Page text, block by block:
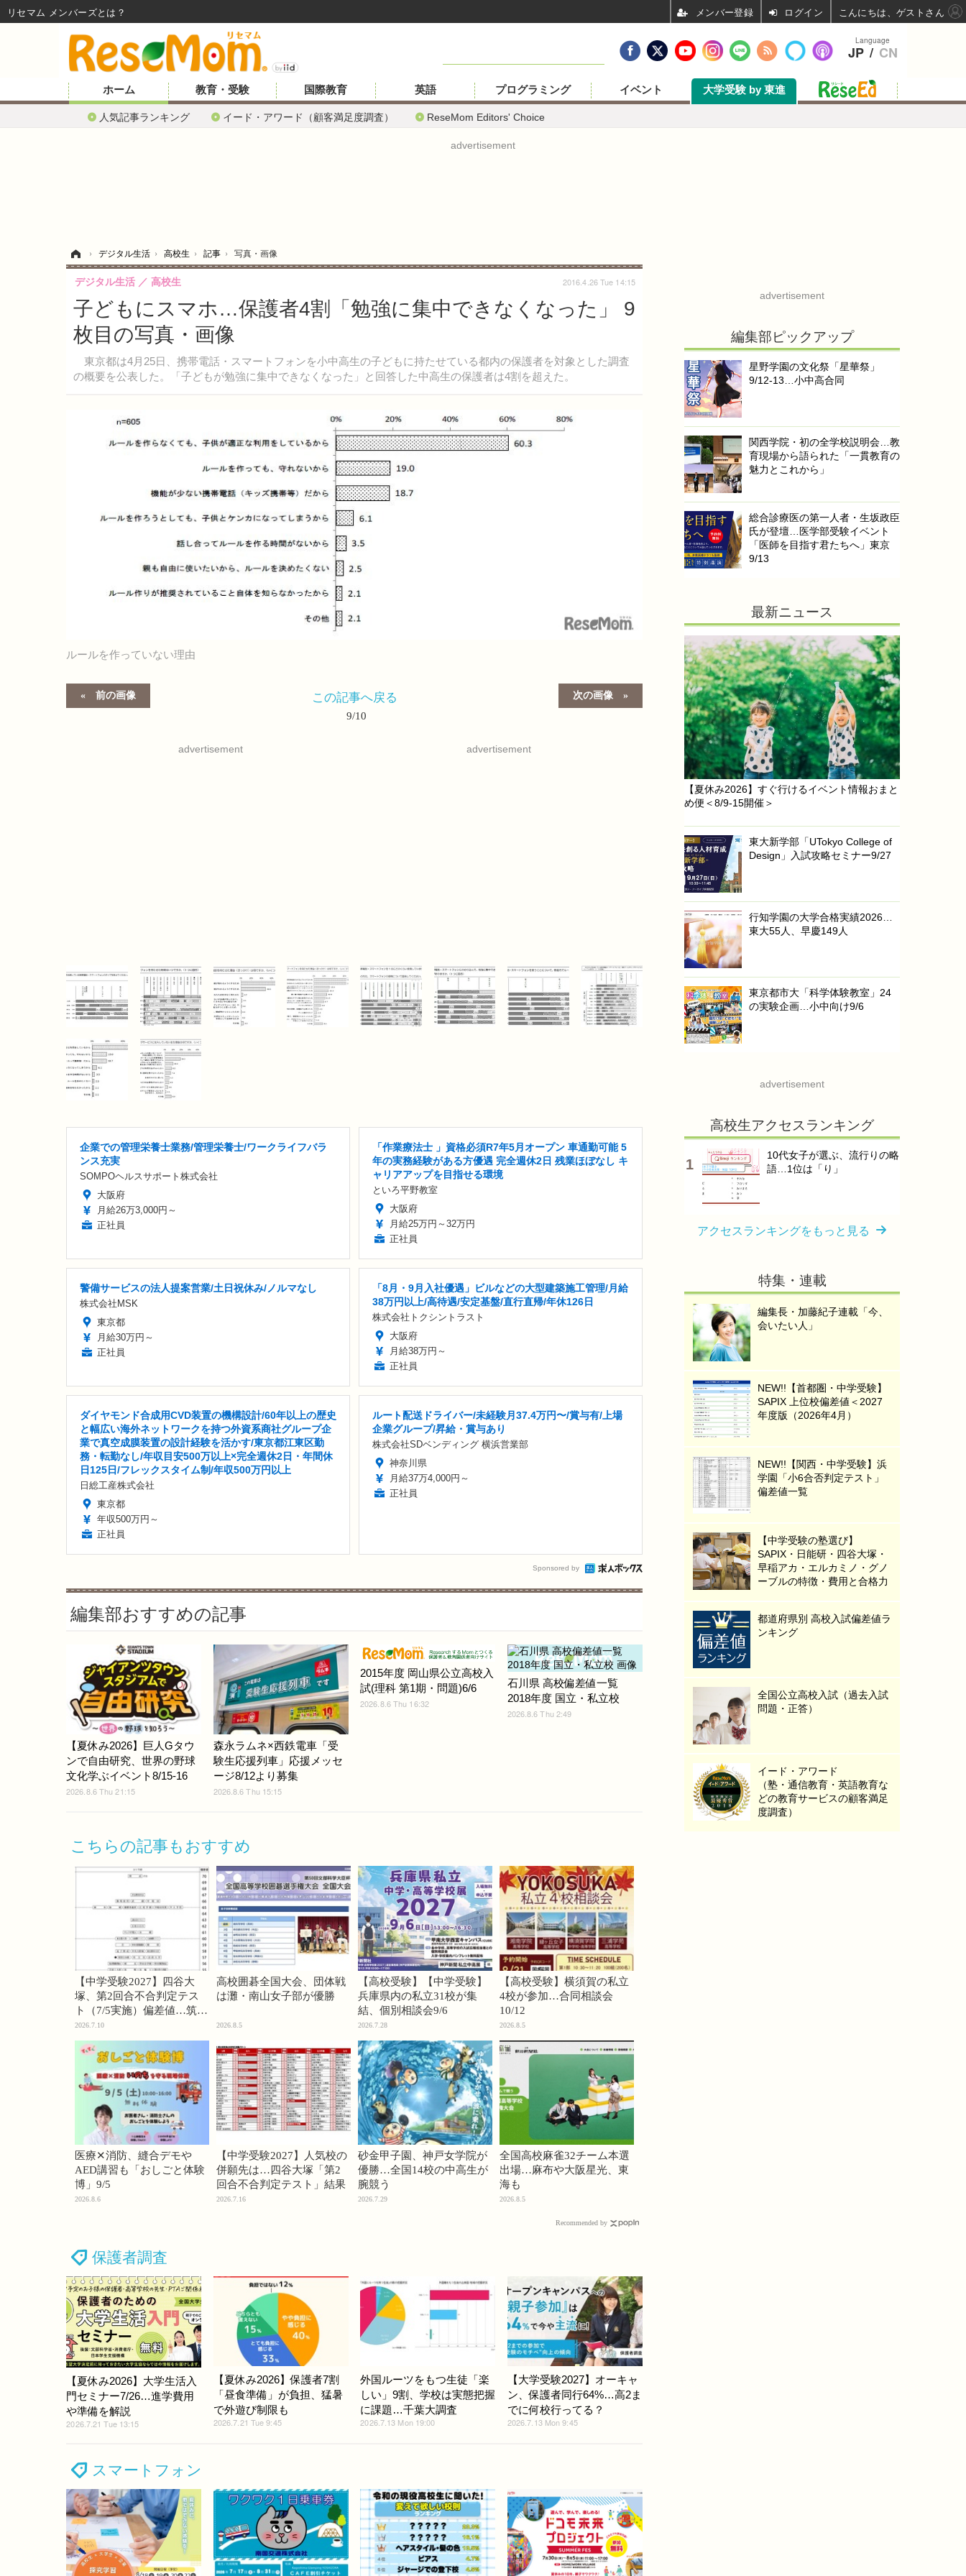
ホーム
人気記事ランキング イード・アワード（顧客満足度調査） ReseMom Editors' Choice
教育・受験 国際教育 英語 プログラミング イベント 大学受験 by 東進
advertisement
› デジタル生活 › 高校生 › 記事 › 写真・画像
子どもにスマホ…保護者4割「勉強に集中できなくなった」 9
枚目の写真・画像
東京都は4月25日、携帯電話・スマートフォンを小中高生の子どもに持たせている都内の保護者を対象とした調査
の概要を公表した。「子どもが勉強に集中できなくなった」と回答した中高生の保護者は4割を超えた。
デジタル生活 高校生 2016.4.26 Tue 14:15
ルールを作っていない理由
前の画像 次の画像
この記事へ戻る
9/10
advertisement advertisement
企業での管理栄養士業務/管理栄養士/ワークライフバラ
ンス充実
SOMPOヘルスサポート株式会社
大阪府
月給26万3,000円～
正社員
「作業療法士 」資格必須R7年5月オープン 車通勤可能 5
年の実務経験がある方優遇 完全週休2日 残業ほぼなし キ
ャリアアップを目指せる環境
といろ平野教室
大阪府
月給25万円～32万円
正社員
警備サービスの法人提案営業/土日祝休み/ノルマなし
株式会社MSK
東京都
月給30万円～
正社員
「8月・9月入社優遇」ビルなどの大型建築施工管理/月給
38万円以上/高待遇/安定基盤/直行直帰/年休126日
株式会社トクシントラスト
大阪府
月給38万円～
正社員
ダイヤモンド合成用CVD装置の機構設計/60年以上の歴史
と幅広い海外ネットワークを持つ外資系商社グループ企
業で真空成膜装置の設計経験を活かす/東京都江東区勤
務・転勤なし/年収目安500万以上×完全週休2日・年間休
日125日/フレックスタイム制/年収500万円以上
日総工産株式会社
東京都
年収500万円～
正社員
ルート配送ドライバー/未経験月37.4万円〜/賞与有/上場
企業グループ/昇給・賞与あり
株式会社SDベンディング 横浜営業部
神奈川県
月給37万4,000円～
正社員
Sponsored by
編集部おすすめの記事
【夏休み2026】巨人Gタウ
ンで自由研究、世界の野球
文化学ぶイベント8/15-16
2026.8.6 Thu 21:15
森永ラムネ×西鉄電車「受
験生応援列車」応援メッセ
ージ8/12より募集
2026.8.6 Thu 15:15
2015年度 岡山県公立高校入
試(理科 第1期・問題)6/6
2026.8.6 Thu 16:32
石川県 高校偏差値一覧
2018年度 国立・私立校
2026.8.6 Thu 2:49
こちらの記事もおすすめ
【中学受験2027】四谷大
塚、第2回合不合判定テス
ト（7/5実施）偏差値…筑駒
74・桜蔭70＜PR＞
2026.7.10
高校囲碁全国大会、団体戦
は灘・南山女子部が優勝
2026.8.5
【高校受験】【中学受験】
兵庫県内の私立31校が集
結、個別相談会9/6
2026.7.28
【高校受験】横須賀の私立
4校が参加…合同相談会
10/12
2026.8.5
医療✕消防、縫合デモや
AED講習も「おしごと体験
博」9/5
2026.8.6
【中学受験2027】人気校の
併願先は…四谷大塚「第2
回合不合判定テスト」結果
2026.7.16
砂金甲子園、神戸女学院が
優勝…全国14校の中高生が
腕競う
2026.7.29
全国高校麻雀32チーム本選
出場…麻布や大阪星光、東
海も
2026.8.5
Recommended by
保護者調査
【夏休み2026】大学生活入
門セミナー7/26…進学費用
や準備を解説
2026.7.21 Tue 13:15
【夏休み2026】保護者7割
「昼食準備」が負担、猛暑
で外遊び制限も
2026.7.21 Tue 9:45
外国ルーツをもつ生徒「楽
しい」9割、学校は実態把握
に課題…千葉大調査
2026.7.13 Mon 19:00
【大学受験2027】オーキャ
ン、保護者同行64%…高2ま
でに何校行ってる？
2026.7.13 Mon 9:45
スマートフォン
advertisement
編集部ピックアップ
星野学園の文化祭「星華祭」
9/12-13…小中高合同
関西学院・初の全学校説明会…教
育現場から語られた「一貫教育の
魅力とこれから」
総合診療医の第一人者・生坂政臣
氏が登壇…医学部受験イベント
「医師を目指す君たちへ」東京
9/13
最新ニュース
【夏休み2026】すぐ行けるイベント情報おまと
め便＜8/9-15開催＞
東大新学部「UTokyo College of
Design」入試攻略セミナー9/27
行知学園の大学合格実績2026…
東大55人、早慶149人
東京都市大「科学体験教室」24
の実験企画…小中向け9/6
advertisement
高校生アクセスランキング
10代女子が選ぶ、流行りの略
語…1位は「り」
アクセスランキングをもっと見る
特集・連載
編集長・加藤紀子連載「今、
会いたい人」
NEW!!【首都圏・中学受験】
SAPIX 上位校偏差値＜2027
年度版（2026年4月）
NEW!!【関西・中学受験】浜
学園「小6合否判定テスト」
偏差値一覧
【中学受験の塾選び】
SAPIX・日能研・四谷大塚・
早稲アカ・エルカミノ・グノ
ーブルの特徴・費用と合格力
都道府県別 高校入試偏差値ラ
ンキング
全国公立高校入試（過去入試
問題・正答）
イード・アワード
（塾・通信教育・英語教育な
どの教育サービスの顧客満足
度調査）
Language
JP / CN
リセマム メンバーズ ログイン こんにちは、ゲストさん